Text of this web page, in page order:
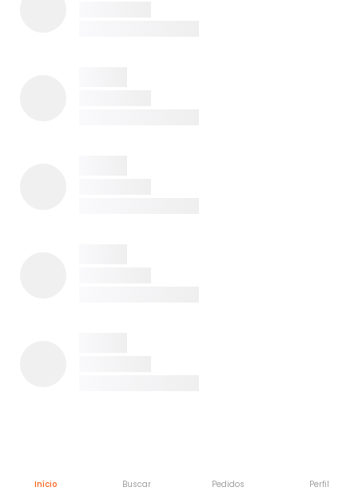
Início Buscar Pedidos Perfil